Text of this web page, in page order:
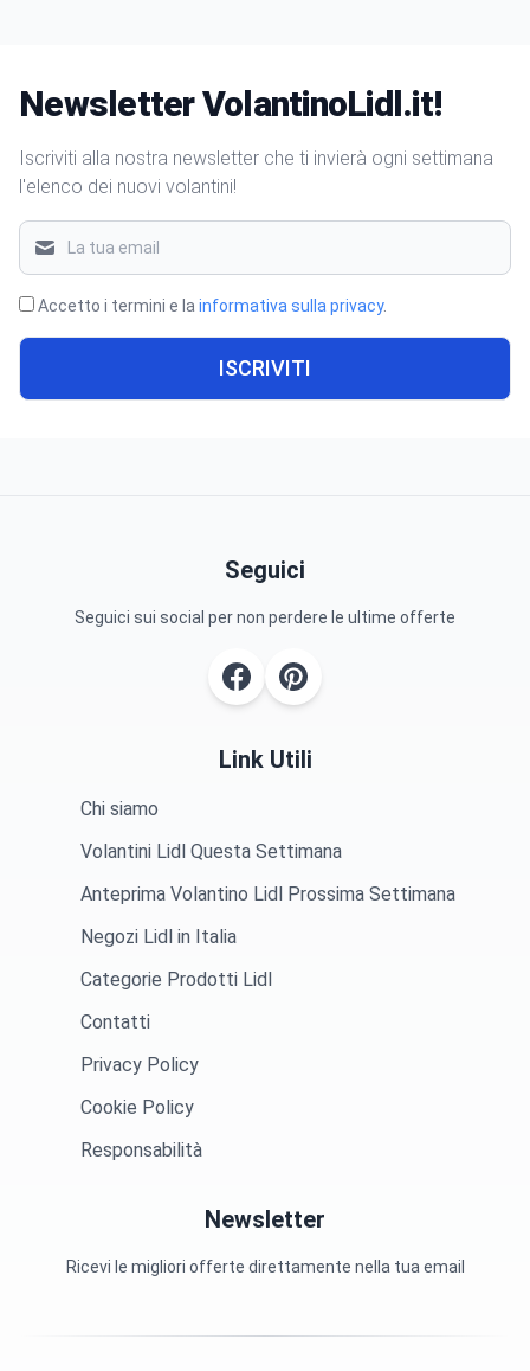
Newsletter VolantinoLidl.it!
Iscriviti alla nostra newsletter che ti invierà ogni settimana
l'elenco dei nuovi volantini!
Accetto i termini e la informativa sulla privacy.
ISCRIVITI
Seguici
Seguici sui social per non perdere le ultime offerte
Link Utili
Chi siamo
Volantini Lidl Questa Settimana
Anteprima Volantino Lidl Prossima Settimana
Negozi Lidl in Italia
Categorie Prodotti Lidl
Contatti
Privacy Policy
Cookie Policy
Responsabilità
Newsletter
Ricevi le migliori offerte direttamente nella tua email